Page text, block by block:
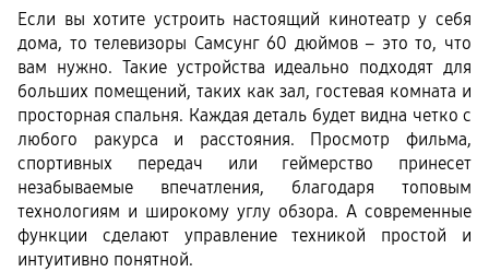
Если вы хотите устроить настоящий кинотеатр у себя
дома, то телевизоры Самсунг 60 дюймов – это то, что
вам нужно. Такие устройства идеально подходят для
больших помещений, таких как зал, гостевая комната и
просторная спальня. Каждая деталь будет видна четко с
любого ракурса и расстояния. Просмотр фильма,
спортивных передач или геймерство принесет
незабываемые впечатления, благодаря топовым
технологиям и широкому углу обзора. А современные
функции сделают управление техникой простой и
интуитивно понятной.